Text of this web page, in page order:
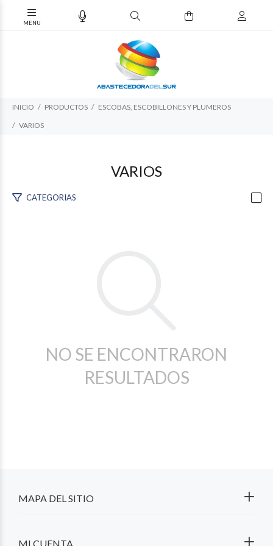
INICIO PRODUCTOS
ESCOBAS, ESCOBILLONES Y PLUMEROS
VARIOS
VARIOS
CATEGORIAS
NO SE ENCONTRARON
RESULTADOS
MAPA DEL SITIO
MI CUENTA